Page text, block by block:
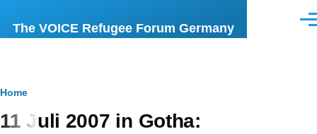
The VOICE Refugee Forum Germany
Breadcrumb
Home
11 Juli 2007 in Gotha: